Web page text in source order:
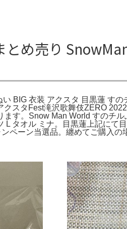
め売り
BIG 衣装 アクスタ 目黒蓮 す
スタFest滝沢歌舞伎ZERO
す。Snow Man World すのチ
タオル ミナ。目黒蓮上記にて
ペーン当選品。纏めてご購入の